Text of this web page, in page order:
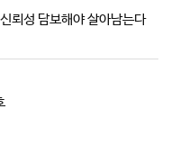
뢰성 담보해야 살아남는다